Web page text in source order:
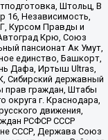
Штольц, В
16, Независимость,
Курсом Правды и
Крю, Союз
пансионат Ак Умут,
единство, Башкорт,
Дафа, Иртыш Ultras,
Сибирский державный
прав граждан, Штабы
округа г. Краснодара,
движения,
РСФСР СССР
СССР, Держава Союз